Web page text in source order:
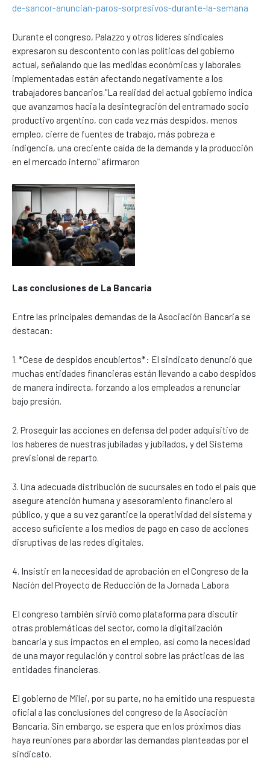
de-sancor-anuncian-paros-sorpresivos-durante-la-semana
Durante el congreso, Palazzo y otros líderes sindicales
expresaron su descontento con las políticas del gobierno
actual, señalando que las medidas económicas y laborales
implementadas están afectando negativamente a los
trabajadores bancarios."La realidad del actual gobierno indica
que avanzamos hacia la desintegración del entramado socio
productivo argentino, con cada vez más despidos, menos
empleo, cierre de fuentes de trabajo, más pobreza e
indigencia, una creciente caída de la demanda y la producción
en el mercado interno" afirmaron
Las conclusiones de La Bancaria
Entre las principales demandas de la Asociación Bancaria se
destacan:
1. *Cese de despidos encubiertos*: El sindicato denunció que
muchas entidades financieras están llevando a cabo despidos
de manera indirecta, forzando a los empleados a renunciar
bajo presión.
2. Proseguir las acciones en defensa del poder adquisitivo de
los haberes de nuestras jubiladas y jubilados, y del Sistema
previsional de reparto.
3. Una adecuada distribución de sucursales en todo el país que
asegure atención humana y asesoramiento financiero al
público, y que a su vez garantice la operatividad del sistema y
acceso suficiente a los medios de pago en caso de acciones
disruptivas de las redes digitales.
4. Insistir en la necesidad de aprobación en el Congreso de la
Nación del Proyecto de Reducción de la Jornada Labora
El congreso también sirvió como plataforma para discutir
otras problemáticas del sector, como la digitalización
bancaria y sus impactos en el empleo, así como la necesidad
de una mayor regulación y control sobre las prácticas de las
entidades financieras.
El gobierno de Milei, por su parte, no ha emitido una respuesta
oficial a las conclusiones del congreso de la Asociación
Bancaria. Sin embargo, se espera que en los próximos días
haya reuniones para abordar las demandas planteadas por el
sindicato.